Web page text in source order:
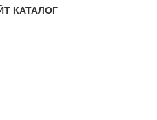
КАТАЛОГ